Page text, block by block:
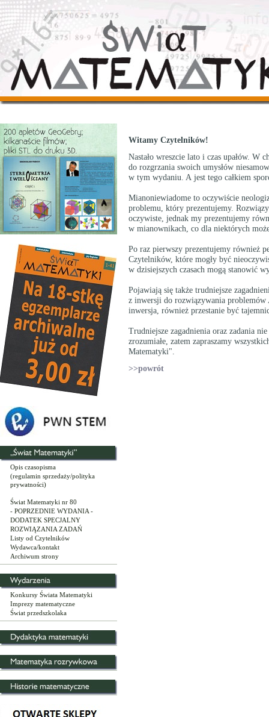
Opis czasopisma
(regulamin sprzedaży/polityka
prywatności)
Świat Matematyki nr 80
- POPRZEDNIE WYDANIA -
DODATEK SPECJALNY
ROZWIĄZANIA ZADAŃ
Listy od Czytelników
Wydawca/kontakt
Archiwum strony
Konkursy Świata Matematyki
Imprezy matematyczne
Świat przedszkolaka
Witamy Czytelników!
Nastało wreszcie lato i czas upałów. W
do rozgrzania swoich umysłów
w tym wydaniu. A jest tego całkiem
Mianoniewiadome to oczywiście
problemu, który prezentujemy.
oczywiste, jednak my prezentujemy
w mianownikach, co dla niektórych
Po raz pierwszy prezentujemy również
Czytelników, które mogły być
w dzisiejszych czasach mogą stanowić
Pojawiają się także trudniejsze
z inwersji do rozwiązywania
inwersja, również przestanie być
Trudniejsze zagadnienia oraz zadania
zrozumiałe, zatem zapraszamy
Matematyki".
>>powrót